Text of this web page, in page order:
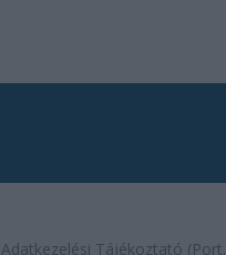
Adatkezelési Tájékoztató